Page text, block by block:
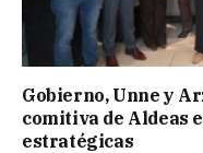
Gobierno, Unne y
comitiva de Aldeas
estratégicas